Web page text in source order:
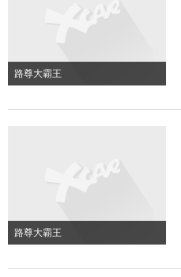
路尊大霸王
路尊大霸王